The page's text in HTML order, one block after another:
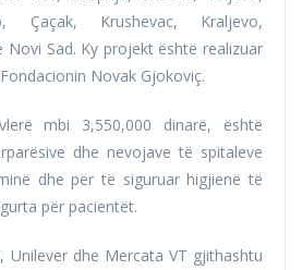
Çaçak, Krushevac, Kraljevo,
Novi Sad. Ky projekt është realizuar
Novak Gjokoviç.
mbi 3,550,000 dinarë, është
dhe nevojave të spitaleve
dhe për të siguruar higjienë të
për pacientët.
Unilever dhe Mercata VT gjithashtu